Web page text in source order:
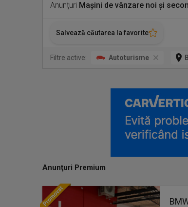
Anunțuri Mașini de vânzare noi și
Salvează căutarea la favorite
Filtre active: Autoturisme
Anunţuri Premium